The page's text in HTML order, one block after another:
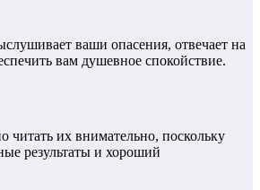
ваши опасения, отвечает на
вам душевное спокойствие.
их внимательно, поскольку
результаты и хороший